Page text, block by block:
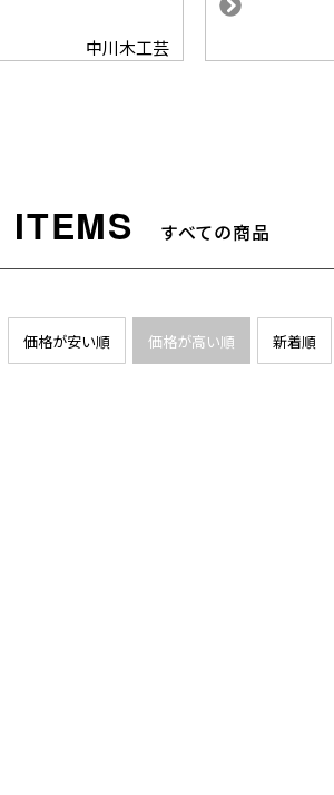
中川木工芸
すべての商品
価格が安い順 価格が高い順 新着順